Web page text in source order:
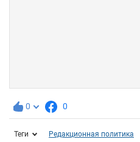
0 0
Теги Редакционная политика